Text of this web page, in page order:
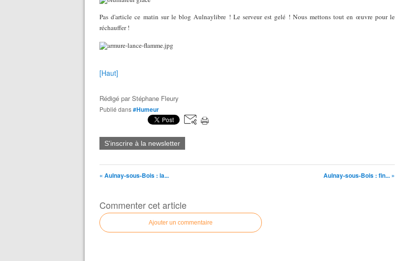
Pas d'article ce matin sur le blog Aulnaylibre ! Le serveur est gelé ! Nous mettons tout en œuvre pour le
réchauffer !
[Haut]
Rédigé parStéphane Fleury
Publié dans#Humeur
S'inscrire à la newsletter
« Aulnay-sous-Bois : la... Aulnay-sous-Bois : fin... »
Commenter cet article
Ajouter un commentaire